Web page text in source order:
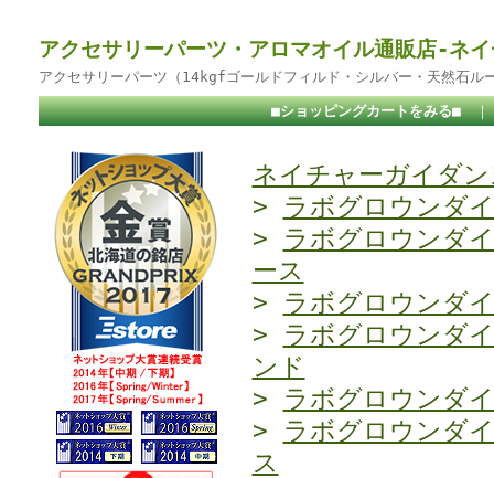
アクセサリーパーツ・アロマオイル通販店-ネ
アクセサリーパーツ（14kgfゴールドフィルド・シルバー・天然石ル
■ショッピングカートをみる■
ネイチャーガイダン
> ラボグロウンダ
> ラボグロウンダ
ース
> ラボグロウンダ
> ラボグロウンダ
ンド
> ラボグロウンダ
> ラボグロウンダ
ス